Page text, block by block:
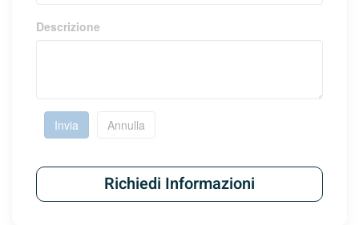
Descrizione
Invia Annulla
Richiedi Informazioni